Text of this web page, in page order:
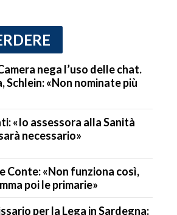
nega l’uso delle chat.
Schlein: «Non nominate più
«Io assessora alla Sanità
necessario»
Conte: «Non funziona così,
poi le primarie»
per la Lega in Sardegna: